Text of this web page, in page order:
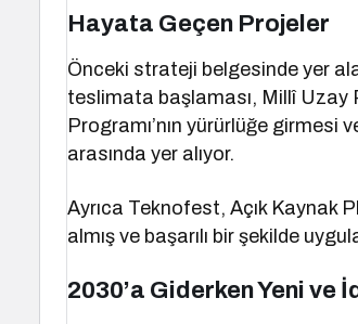
Hayata Geçen Projeler
Önceki strateji belgesinde yer
teslimata başlaması, Millî Uzay
Programı’nın yürürlüğe girmesi
arasında yer alıyor.
Ayrıca Teknofest, Açık Kaynak
almış ve başarılı bir şekilde
2030’a Giderken Yeni ve